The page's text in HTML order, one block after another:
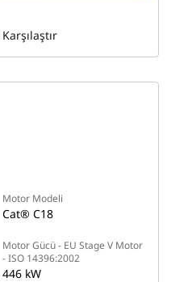
Motor Modeli
Cat® C18
Motor Gücü - EU Stage V Motor
- ISO 14396:2002
446 kW